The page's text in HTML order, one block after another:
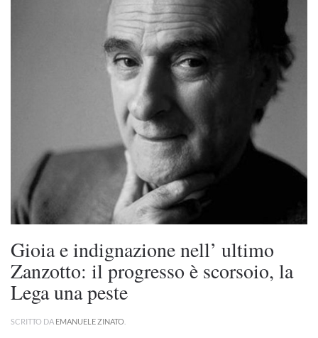
Gioia e indignazione nell’ ultimo
Zanzotto: il progresso è scorsoio, la
Lega una peste
SCRITTO DA EMANUELE ZINATO